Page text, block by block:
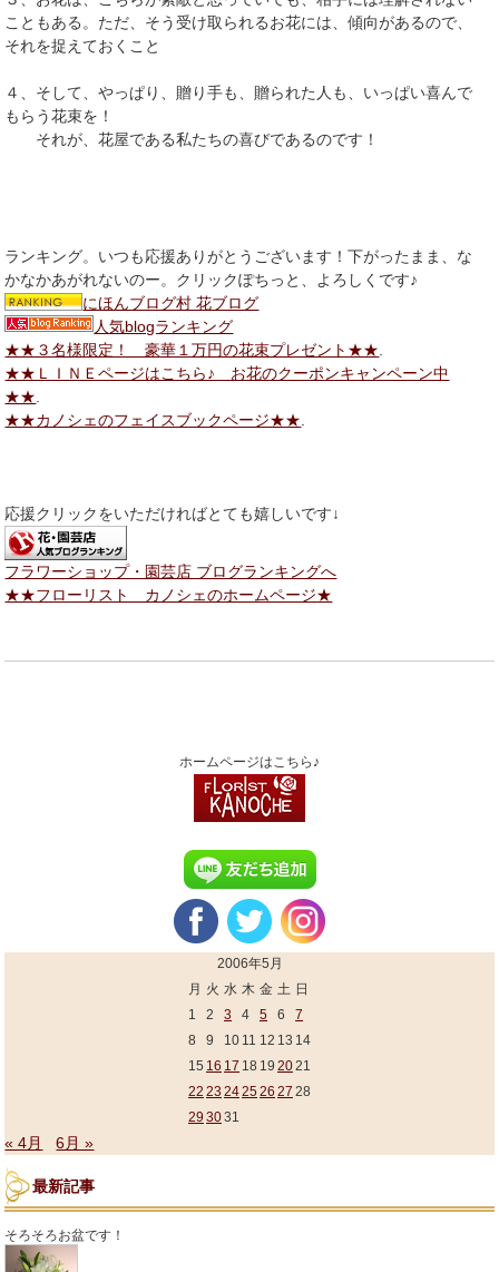
こともある。ただ、そう受け取られるお花には、傾向があるので、
それを捉えておくこと
４、そして、やっぱり、贈り手も、贈られた人も、いっぱい喜んで
もらう花束を！
それが、花屋である私たちの喜びであるのです！
ランキング。いつも応援ありがとうございます！下がったまま、な
かなかあがれないのー。クリックぽちっと、よろしくです♪
にほんブログ村 花ブログ
人気blogランキング
★★３名様限定！ 豪華１万円の花束プレゼント★★.
★★ＬＩＮＥページはこちら♪ お花のクーポンキャンペーン中
★★.
★★カノシェのフェイスブックページ★★.
応援クリックをいただければとても嬉しいです↓
フラワーショップ・園芸店 ブログランキングへ
★★フローリスト カノシェのホームページ★
ホームページはこちら♪
2006年5月
月 火 水 木 金 土 日
1
2 3 4 5 6
7
8
9 10 11 12 13 14
15 16 17 18 19 2021
22 23 242526 27 28
29 3031
« 4月 6月 »
最新記事
そろそろお盆です！